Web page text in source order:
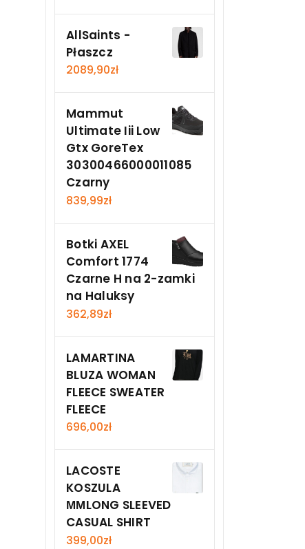
AllSaints -
Płaszcz
2089,90zł
Mammut
Ultimate Iii Low
Gtx GoreTex
30300466000011085
Czarny
839,99zł
Botki AXEL
Comfort 1774
Czarne H na 2-zamki
na Haluksy
362,89zł
LAMARTINA
BLUZA WOMAN
FLEECE SWEATER
FLEECE
696,00zł
LACOSTE
KOSZULA
ΜΜLONG SLEEVED
CASUAL SHIRT
399,00zł